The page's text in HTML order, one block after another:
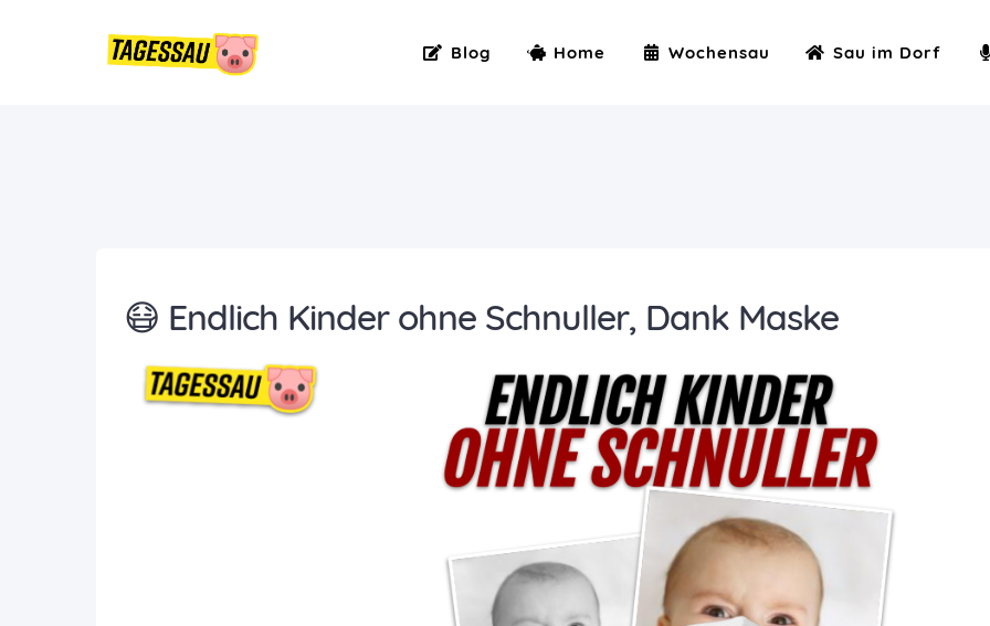
Blog Home Wochensau Sau im Dorf
😷 Endlich Kinder ohne Schnuller, Dank Maske